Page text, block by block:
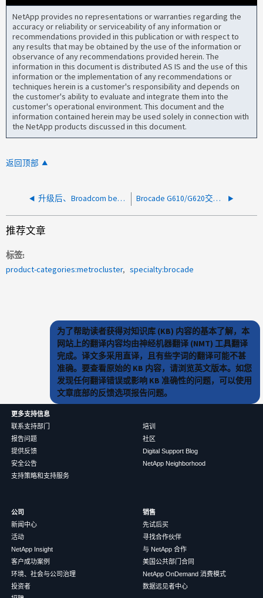
NetApp provides no representations or warranties regarding the
accuracy or reliability or serviceability of any information or
recommendations provided in this publication or with respect to
any results that may be obtained by the use of the information or
observance of any recommendations provided herein. The
information in this document is distributed AS IS and the use of this
information or the implementation of any recommendations or
techniques herein is a customer's responsibility and depends on
the customer's ability to evaluate and integrate them into the
customer's operational environment. This document and the
information contained herein may be used solely in connection with
the NetApp products discussed in this document.
返回顶部
升级后、Broadcom bes-53248交换机ssh访问丢失 Brocade G610/G620交换机无法启动
推荐文章
标签
product-categories:metrocluster
specialty:brocade
为了帮助读者获得对知识库 (KB) 内容的基本了解，本
网站上的翻译内容均由神经机器翻译 (NMT) 工具翻译
完成。译文多采用直译，且有些字词的翻译可能不甚
准确。要查看原始的 KB 内容，请浏览英文版本。如您
发现任何翻译错误或影响 KB 准确性的问题，可以使用
文章底部的反馈选项报告问题。
更多支持信息
联系支持部门
报告问题
提供反馈
安全公告
支持策略和支持服务
培训
社区
Digital Support Blog
NetApp Neighborhood
公司
新闻中心
活动
NetApp Insight
客户成功案例
环境、社会与公司治理
投资者
销售
先试后买
寻找合作伙伴
与 NetApp 合作
美国公共部门合同
NetApp OnDemand 消费模式
数据远见者中心